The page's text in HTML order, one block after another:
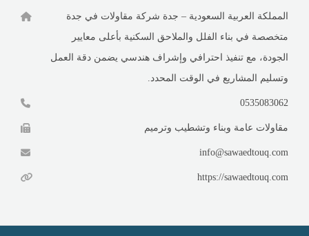
المملكة العربية السعودية – جدة شركة مقاولات في جدة
متخصصة في بناء الفلل والملاحق السكنية بأعلى معايير
الجودة، مع تنفيذ احترافي وإشراف هندسي يضمن دقة العمل
وتسليم المشاريع في الوقت المحدد.
0535083062
مقاولات عامة وبناء وتشطيب وترميم
info@sawaedtouq.com
https://sawaedtouq.com